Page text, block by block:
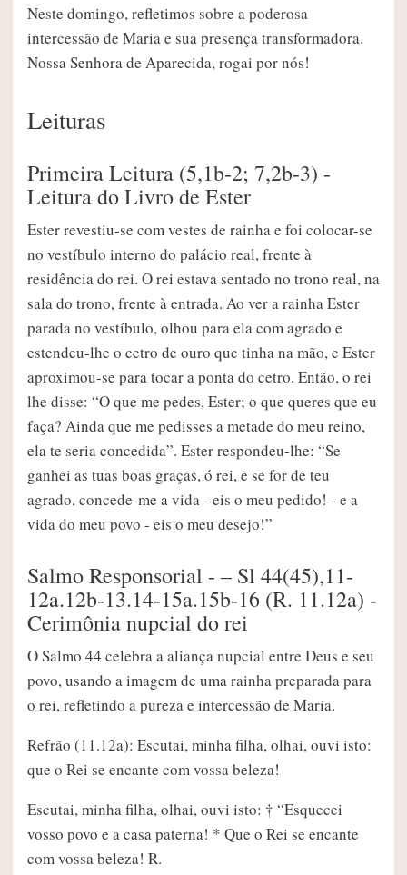
Neste domingo, refletimos sobre a poderosa
intercessão de Maria e sua presença transformadora.
Nossa Senhora de Aparecida, rogai por nós!
Leituras
Primeira Leitura (5,1b-2; 7,2b-3) -
Leitura do Livro de Ester
Ester revestiu-se com vestes de rainha e foi colocar-se
no vestíbulo interno do palácio real, frente à
residência do rei. O rei estava sentado no trono real, na
sala do trono, frente à entrada. Ao ver a rainha Ester
parada no vestíbulo, olhou para ela com agrado e
estendeu-lhe o cetro de ouro que tinha na mão, e Ester
aproximou-se para tocar a ponta do cetro. Então, o rei
lhe disse: “O que me pedes, Ester; o que queres que eu
faça? Ainda que me pedisses a metade do meu reino,
ela te seria concedida”. Ester respondeu-lhe: “Se
ganhei as tuas boas graças, ó rei, e se for de teu
agrado, concede-me a vida - eis o meu pedido! - e a
vida do meu povo - eis o meu desejo!”
Salmo Responsorial - – Sl 44(45),11-
12a.12b-13.14-15a.15b-16 (R. 11.12a) -
Cerimônia nupcial do rei
O Salmo 44 celebra a aliança nupcial entre Deus e seu
povo, usando a imagem de uma rainha preparada para
o rei, refletindo a pureza e intercessão de Maria.
Refrão (11.12a): Escutai, minha filha, olhai, ouvi isto:
que o Rei se encante com vossa beleza!
Escutai, minha filha, olhai, ouvi isto: † “Esquecei
vosso povo e a casa paterna! * Que o Rei se encante
com vossa beleza! R.